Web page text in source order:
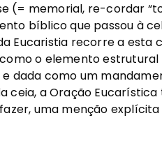
(= memorial, re-cordar
bíblico que passou à
Eucaristia recorre a esta
o elemento
dada como um
ceia, a Oração
uma menção